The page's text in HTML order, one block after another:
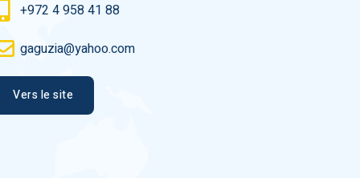
+972 4 958 41 88
gaguzia@yahoo.com
Vers le site